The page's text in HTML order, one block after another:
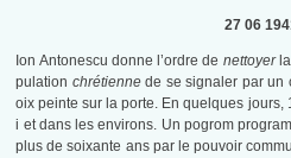
27 06
Ion Antonescu donne l’ordre de nettoyer
pulation chrétiennede se signaler par un
oix peinte sur la porte. En quelques jours,
i et dans les environs. Un pogrom
plus de soixante ans par le pouvoir